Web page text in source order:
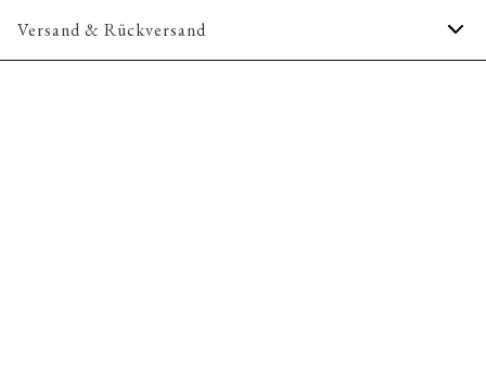
Mit ausgefransten Kanten.
Größentabelle
Versand & Rückversand